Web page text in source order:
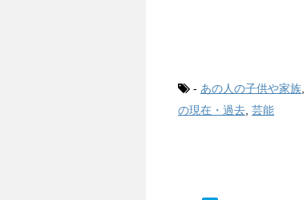
- あの人の子供や家族,
の現在・過去, 芸能